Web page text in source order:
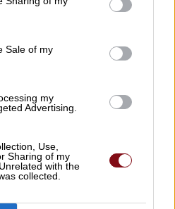
Sale of my
my
Advertising.
Use,
Sharing of my
with the
collected.
ΓΙΑ ΤΟ ΚΑΦΕ ΠΛΑΤΕΙΑ